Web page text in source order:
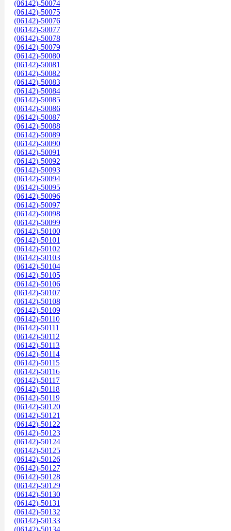
(06142)-50074
(06142)-50075
(06142)-50076
(06142)-50077
(06142)-50078
(06142)-50079
(06142)-50080
(06142)-50081
(06142)-50082
(06142)-50083
(06142)-50084
(06142)-50085
(06142)-50086
(06142)-50087
(06142)-50088
(06142)-50089
(06142)-50090
(06142)-50091
(06142)-50092
(06142)-50093
(06142)-50094
(06142)-50095
(06142)-50096
(06142)-50097
(06142)-50098
(06142)-50099
(06142)-50100
(06142)-50101
(06142)-50102
(06142)-50103
(06142)-50104
(06142)-50105
(06142)-50106
(06142)-50107
(06142)-50108
(06142)-50109
(06142)-50110
(06142)-50111
(06142)-50112
(06142)-50113
(06142)-50114
(06142)-50115
(06142)-50116
(06142)-50117
(06142)-50118
(06142)-50119
(06142)-50120
(06142)-50121
(06142)-50122
(06142)-50123
(06142)-50124
(06142)-50125
(06142)-50126
(06142)-50127
(06142)-50128
(06142)-50129
(06142)-50130
(06142)-50131
(06142)-50132
(06142)-50133
(06142)-50134